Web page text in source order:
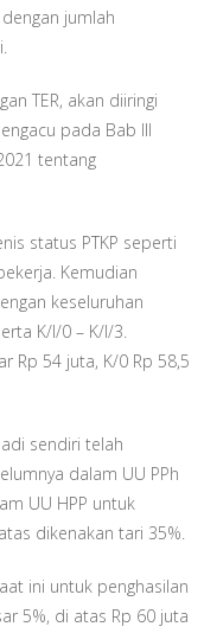
jumlah
TER, akan diiringi
pada Bab III
tentang
status PTKP seperti
Kemudian
keseluruhan
K/I/0 – K/I/3.
Rp 54 juta, K/0 Rp 58,5
sendiri telah
dalam UU PPh
UU HPP untuk
dikenakan tari 35%.
ini untuk penghasilan
5%, di atas Rp 60 juta